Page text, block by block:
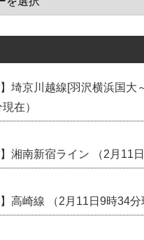
】埼京川越線[羽沢横浜国大
在）
】湘南新宿ライン （2月11
】高崎線 （2月11日9時34分